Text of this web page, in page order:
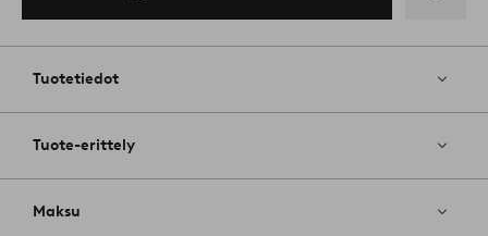
Tuotetiedot
Tuote-erittely
Maksu